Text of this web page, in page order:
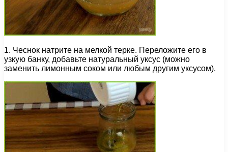
1. Чеснок натрите на мелкой терке. Переложите его в
узкую банку, добавьте натуральный уксус (можно
заменить лимонным соком или любым другим уксусом).